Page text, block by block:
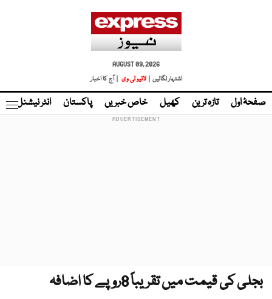
AUGUST 09, 2026
اشتہار لگائیں |
لائیو ٹی وی | آج کا اخبار
صفحۂ اول تازہ ترین کھیل خاص خبریں پاکستان انٹر نیشنل
بجلی کی قیمت میں تقریباً 8روپے کا اضافہ